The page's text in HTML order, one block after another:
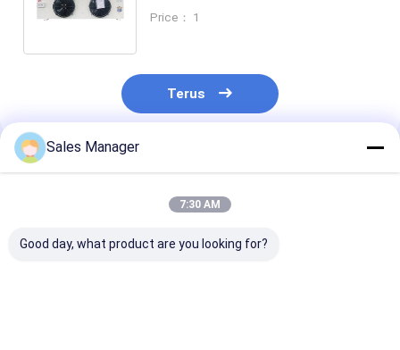
Dapat Diterima
Price： 1
Terus
Rekomendasi Produk
Sales Manager
7:30 AM
Good day, what product are you looking for?